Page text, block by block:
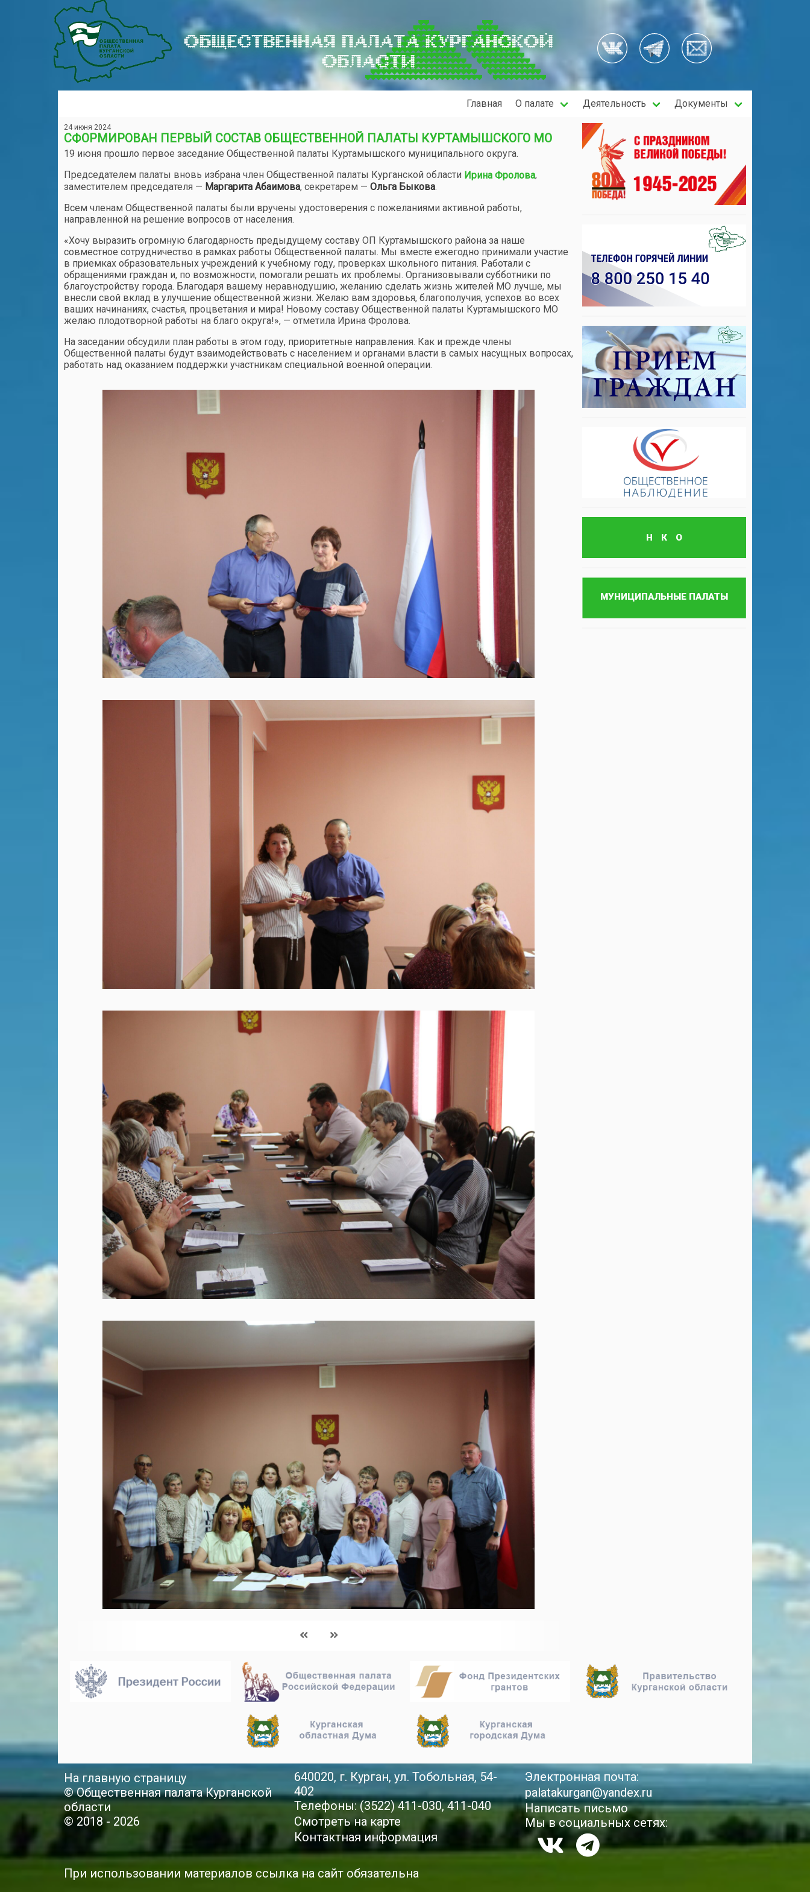
ОБЩЕСТВЕННАЯ ПАЛАТА КУРГАНСКОЙ
ОБЛАСТИ
Главная О палате Деятельность Документы
24 июня 2024
СФОРМИРОВАН ПЕРВЫЙ СОСТАВ ОБЩЕСТВЕННОЙ ПАЛАТЫ КУРТАМЫШСКОГО МО
19 июня прошло первое заседание Общественной палаты Куртамышского муниципального округа.
Председателем палаты вновь избрана член Общественной палаты Курганской области Ирина Фролова,
заместителем председателя — Маргарита Абаимова, секретарем — Ольга Быкова.
Всем членам Общественной палаты были вручены удостоверения с пожеланиями активной работы,
направленной на решение вопросов от населения.
«Хочу выразить огромную благодарность предыдущему составу ОП Куртамышского района за наше
совместное сотрудничество в рамках работы Общественной палаты. Мы вместе ежегодно принимали участие
в приемках образовательных учреждений к учебному году, проверках школьного питания. Работали с
обращениями граждан и, по возможности, помогали решать их проблемы. Организовывали субботники по
благоустройству города. Благодаря вашему неравнодушию, желанию сделать жизнь жителей МО лучше, мы
внесли свой вклад в улучшение общественной жизни. Желаю вам здоровья, благополучия, успехов во всех
ваших начинаниях, счастья, процветания и мира! Новому составу Общественной палаты Куртамышского МО
желаю плодотворной работы на благо округа!», — отметила Ирина Фролова.
На заседании обсудили план работы в этом году, приоритетные направления. Как и прежде члены
Общественной палаты будут взаимодействовать с населением и органами власти в самых насущных вопросах,
работать над оказанием поддержки участникам специальной военной операции.
На главную страницу
© Общественная палата Курганской
области
© 2018 - 2026
640020, г. Курган, ул. Тобольная, 54-
402
Телефоны: (3522) 411-030, 411-040
Смотреть на карте
Контактная информация
Электронная почта:
palatakurgan@yandex.ru
Написать письмо
Мы в социальных сетях:
При использовании материалов ссылка на сайт обязательна